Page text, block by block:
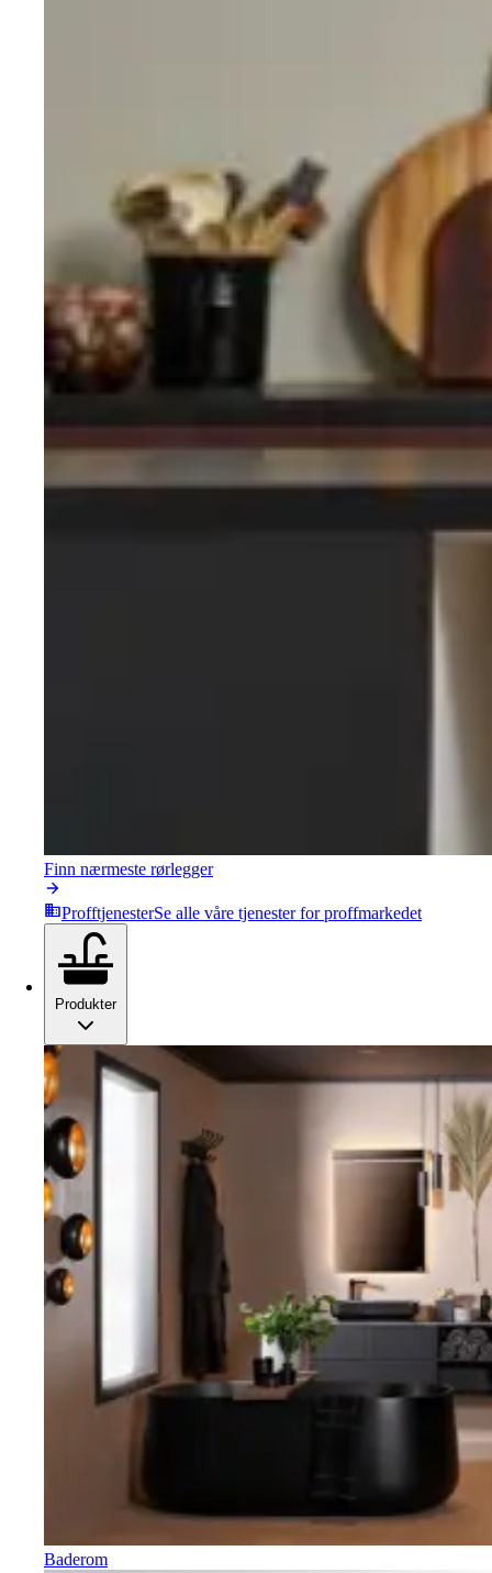
Finn nærmeste rørlegger
ProfftjenesterSe alle våre tjenester for proffmarkedet
Produkter
Baderom